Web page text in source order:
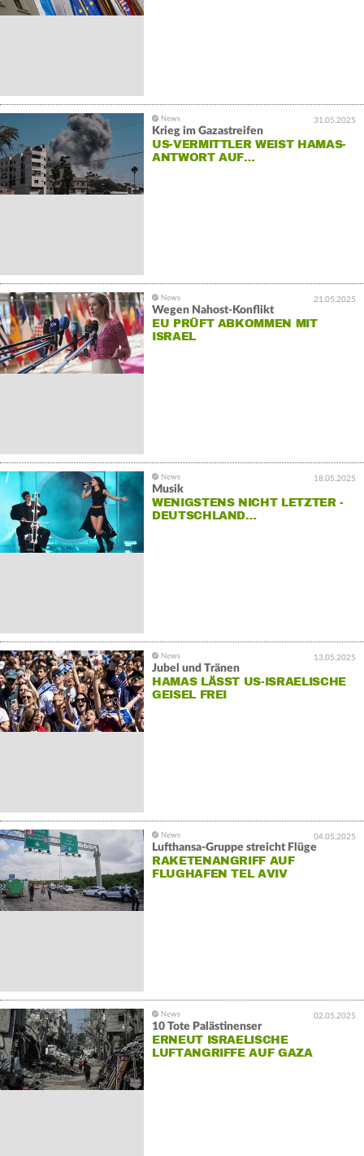
31.05.2025
Krieg im Gazastreifen
US-VERMITTLER WEIST HAMAS-
ANTWORT AUF…
21.05.2025
Wegen Nahost-Konflikt
EU PRÜFT ABKOMMEN MIT
ISRAEL
18.05.2025
Musik
WENIGSTENS NICHT LETZTER -
DEUTSCHLAND…
13.05.2025
Jubel und Tränen
HAMAS LÄSST US-ISRAELISCHE
GEISEL FREI
04.05.2025
Lufthansa-Gruppe streicht Flüge
RAKETENANGRIFF AUF
FLUGHAFEN TEL AVIV
02.05.2025
10 Tote Palästinenser
ERNEUT ISRAELISCHE
LUFTANGRIFFE AUF GAZA